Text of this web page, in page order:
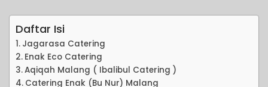
Daftar Isi
Jagarasa Catering
Enak Eco Catering
Aqiqah Malang ( Ibalibul Catering )
Catering Enak (Bu Nur) Malang